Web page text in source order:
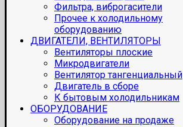
Фильтра, виброгасители
Прочее к холодильному
оборудованию
ДВИГАТЕЛИ, ВЕНТИЛЯТОРЫ
Вентиляторы плоские
Микродвигатели
Вентилятор тангенциальный
Двигатель в сборе
К бытовым холодильникам
ОБОРУДОВАНИЕ
Оборудование на продаже